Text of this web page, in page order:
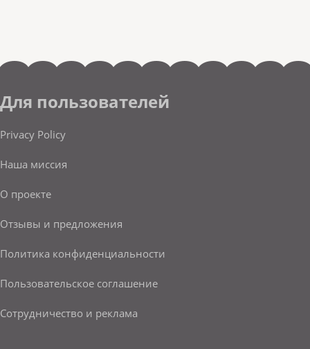
Для пользователей
Privacy Policy
Наша миссия
О проекте
Отзывы и предложения
Политика конфиденциальности
Пользовательское соглашение
Сотрудничество и реклама